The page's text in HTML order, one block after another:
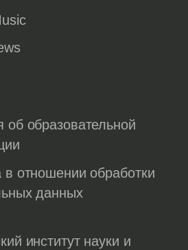
об образовательной
в отношении обработки
данных
институт науки и